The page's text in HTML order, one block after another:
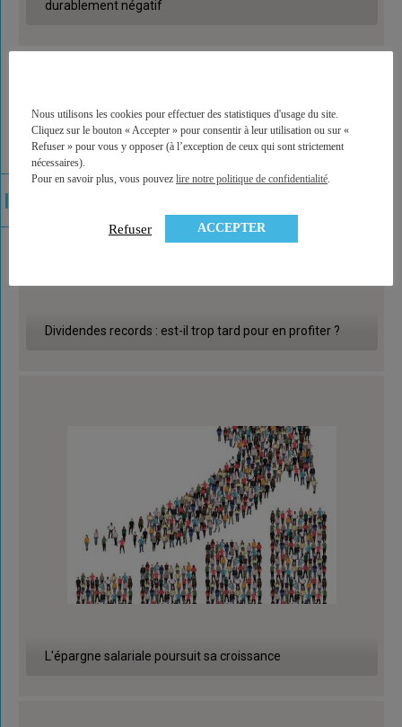
durablement négatif
Dividendes records : est-il trop tard pour en profiter ?
L'épargne salariale poursuit sa croissance
Nous utilisons les cookies pour effectuer des statistiques d'usage du site.
Cliquez sur le bouton « Accepter » pour consentir à leur utilisation ou sur «
Refuser » pour vous y opposer (à l’exception de ceux qui sont strictement
nécessaires).
Pour en savoir plus, vous pouvez lire notre politique de confidentialité.
Refuser ACCEPTER